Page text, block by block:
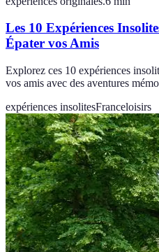
Les 10 Expériences
Épater vos Amis
Explorez ces 10 expériences
vos amis avec des aventures
expériences insolitesFranceloisirs